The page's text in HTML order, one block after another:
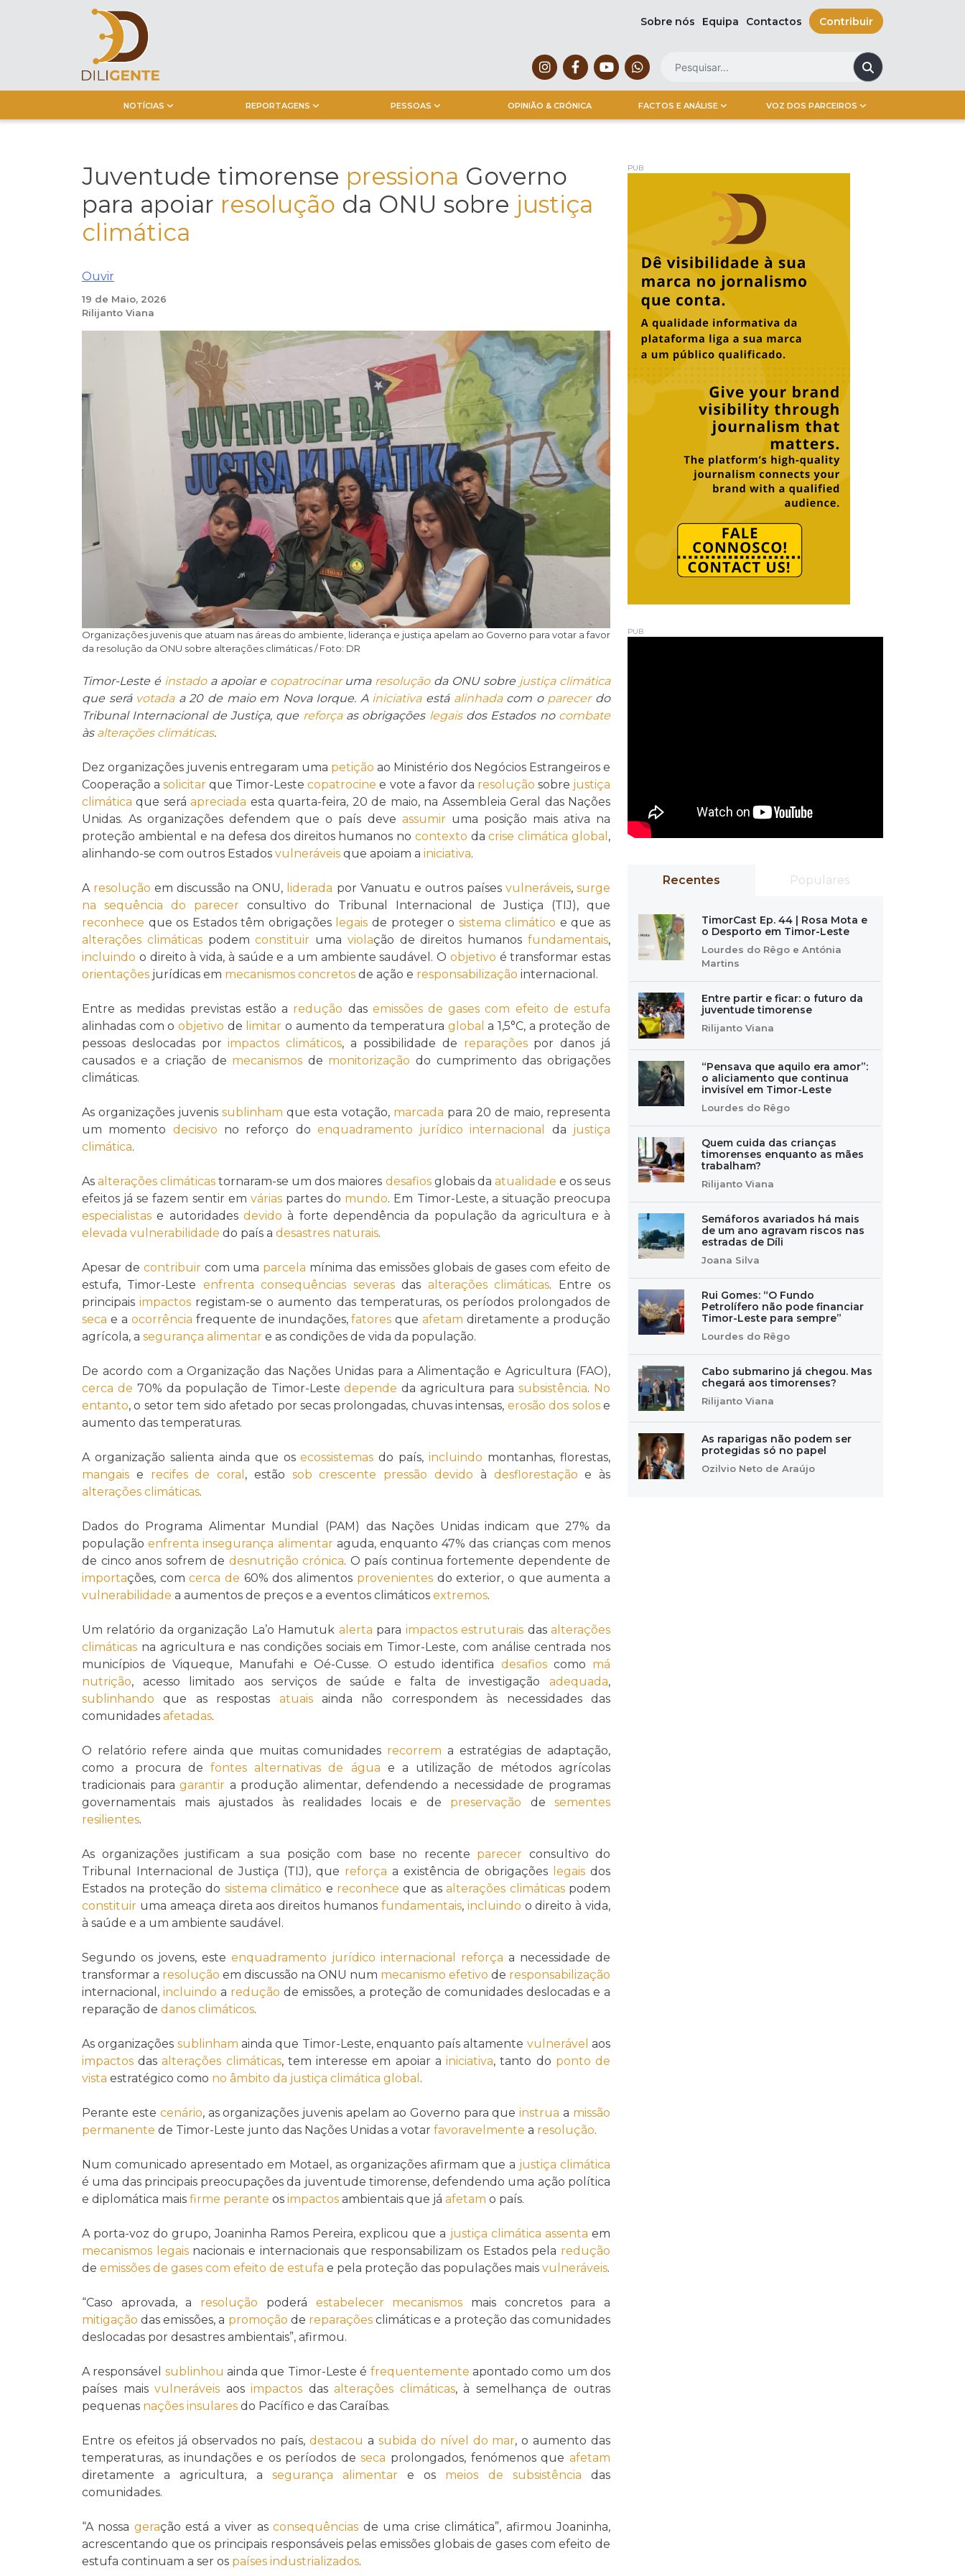
Sobre nós Equipa Contactos Contribuir
NOTÍCIAS REPORTAGENS PESSOAS OPINIÃO & CRÓNICA FACTOS E ANÁLISE VOZ DOS PARCEIROS
Juventude timorense pressiona Governo
para apoiar resolução da ONU sobre justiça
climática
Ouvir
19 de Maio, 2026
Rilijanto Viana
Organizações juvenis que atuam nas áreas do ambiente, liderança e justiça apelam ao Governo para votar a favor
da resolução da ONU sobre alterações climáticas / Foto: DR
Timor-Leste é instadoa apoiar e copatrocinaruma resoluçãoda ONU sobre justiça climática
que será votadaa 20 de maio em Nova Iorque. A iniciativaestá alinhadacom o parecerdo
Tribunal Internacional de Justiça, que reforçaas obrigações legaisdos Estados no combate
às alterações climáticas.
Dez organizações juvenis entregaram uma petição ao Ministério dos Negócios Estrangeiros e
Cooperação asolicitar que Timor-Lestecopatrocine e vote a favor da resolução sobre justiça
climática que seráapreciada esta quarta-feira, 20 de maio, na Assembleia Geral das Nações
Unidas. As organizações defendem que o país deve assumiruma posição mais ativa na
proteção ambiental e na defesa dos direitos humanos no contexto dacrise climática global ,
alinhando-se com outros Estados vulneráveis que apoiam a iniciativa.
A resolução em discussão na ONU, liderada por Vanuatu e outros países vulneráveis,surge
na sequência do
parecer consultivo do Tribunal Internacional de Justiça (TIJ), que
reconhece que os Estados têm obrigações legais de proteger o sistema climático e que as
alterações climáticaspodemconstituir uma violação de direitos humanosfundamentais,
incluindo o direito à vida, à saúde e a um ambiente saudável. O objetivo é transformar estas
orientações jurídicas em mecanismos concretos de ação e responsabilização internacional.
Entre as medidas previstas estão a redução das emissões de gases com efeito de estufa
alinhadas com o objetivo de limitar o aumento da temperatura global a 1,5°C, a proteção de
pessoas deslocadas porimpactos climáticos, a possibilidade de reparaçõespor danos já
causados e a criação de mecanismos de monitorização do cumprimento das obrigações
climáticas.
As organizações juvenissublinham que esta votação, marcada para 20 de maio, representa
um momento decisivo no reforço do enquadramento jurídico internacional da justiça
climática.
Asalterações climáticas tornaram-se um dos maiores desafiosglobais da atualidade e os seus
efeitos já se fazem sentir em váriaspartes do mundo. Em Timor-Leste, a situação preocupa
especialistas e autoridades devido à forte dependência da população da agricultura e à
elevada vulnerabilidade do país a desastres naturais.
Apesar de contribuircom uma parcela mínima das emissões globais de gases com efeito de
estufa, Timor-Leste enfrenta consequências severasdas alterações climáticas. Entre os
principaisimpactos registam-se o aumento das temperaturas, os períodos prolongados de
seca e a ocorrência frequente de inundações,fatores queafetam diretamente a produção
agrícola, a segurança alimentar e as condições de vida da população.
De acordo com a Organização das Nações Unidas para a Alimentação e Agricultura (FAO),
cerca de 70% da população de Timor-Lestedepende da agricultura parasubsistência. No
entanto, o setor tem sido afetado por secas prolongadas, chuvas intensas, erosão dos solose
aumento das temperaturas.
A organização salienta ainda que osecossistemas do país,incluindo montanhas, florestas,
mangais e recifes de coral , estão sob crescente pressão devido à desflorestação e às
alterações climáticas.
Dados do Programa Alimentar Mundial (PAM) das Nações Unidas indicam que 27% da
populaçãoenfrenta insegurança alimentaraguda, enquanto 47% das crianças com menos
de cinco anos sofrem de desnutrição crónica. O país continua fortemente dependente de
importações, comcerca de 60% dos alimentos provenientesdo exterior, o que aumenta a
vulnerabilidade a aumentos de preços e a eventos climáticos extremos.
Um relatório da organização La’o Hamutuk alerta para impactos estruturais dasalterações
climáticas na agricultura e nas condições sociais em Timor-Leste, com análise centrada nos
municípios de Viqueque, Manufahi e Oé-Cusse. O estudo identifica desafioscomo má
nutrição, acesso limitado aos serviços de saúde e falta de investigação adequada,
sublinhando que as respostas atuaisainda não correspondem às necessidades das
comunidades afetadas.
O relatório refere ainda que muitas comunidades recorrem a estratégias de adaptação,
como a procura defontes alternativas de água e a utilização de métodos agrícolas
tradicionais paragarantir a produção alimentar, defendendo a necessidade de programas
governamentais mais ajustados às realidades locais e de preservação de sementes
resilientes.
As organizações justificam a sua posição com base no recente parecer consultivo do
Tribunal Internacional de Justiça (TIJ), que reforça a existência de obrigações legais dos
Estados na proteção do sistema climático e reconhece que asalterações climáticaspodem
constituir uma ameaça direta aos direitos humanos fundamentais, incluindo o direito à vida,
à saúde e a um ambiente saudável.
Segundo os jovens, este enquadramento jurídico internacional reforça a necessidade de
transformar a resolução em discussão na ONU num mecanismo efetivo de responsabilização
internacional,incluindo a redução de emissões, a proteção de comunidades deslocadas e a
reparação de danos climáticos.
As organizações sublinham ainda que Timor-Leste, enquanto país altamente vulnerável aos
impactos dasalterações climáticas, tem interesse em apoiar ainiciativa, tanto do ponto de
vista estratégico como no âmbito da justiça climática global .
Perante este cenário, as organizações juvenis apelam ao Governo para queinstrua a missão
permanente de Timor-Leste junto das Nações Unidas a votar favoravelmente a resolução.
Num comunicado apresentado em Motael, as organizações afirmam que a justiça climática
é uma das principais preocupações da juventude timorense, defendendo uma ação política
e diplomática mais firme perante os impactos ambientais que já afetam o país.
A porta-voz do grupo, Joaninha Ramos Pereira, explicou que a justiça climática assenta em
mecanismos legaisnacionais e internacionais que responsabilizam os Estados pela redução
de emissões de gases com efeito de estufa e pela proteção das populações mais vulneráveis.
“Caso aprovada, a resolução poderá estabelecer mecanismos mais concretos para a
mitigação das emissões, a promoção de reparações climáticas e a proteção das comunidades
deslocadas por desastres ambientais”, afirmou.
A responsável sublinhou ainda que Timor-Leste é frequentemente apontado como um dos
países maisvulneráveis aosimpactos dasalterações climáticas, à semelhança de outras
pequenas nações insulares do Pacífico e das Caraíbas.
Entre os efeitos já observados no país,destacou a subida do nível do mar, o aumento das
temperaturas, as inundações e os períodos deseca prolongados, fenómenos queafetam
diretamente a agricultura, a segurança alimentare os meios de subsistência das
comunidades.
“A nossa geração está a viver asconsequências de uma crise climática”, afirmou Joaninha,
acrescentando que os principais responsáveis pelas emissões globais de gases com efeito de
estufa continuam a ser os países industrializados.
PUB
PUB
Recentes Populares
TimorCast Ep. 44 | Rosa Mota e
o Desporto em Timor-Leste
Lourdes do Rêgo e Antónia
Martins
Entre partir e ficar: o futuro da
juventude timorense
Rilijanto Viana
“Pensava que aquilo era amor”:
o aliciamento que continua
invisível em Timor-Leste
Lourdes do Rêgo
Quem cuida das crianças
timorenses enquanto as mães
trabalham?
Rilijanto Viana
Semáforos avariados há mais
de um ano agravam riscos nas
estradas de Díli
Joana Silva
Rui Gomes: “O Fundo
Petrolífero não pode financiar
Timor-Leste para sempre”
Lourdes do Rêgo
Cabo submarino já chegou. Mas
chegará aos timorenses?
Rilijanto Viana
As raparigas não podem ser
protegidas só no papel
Ozilvio Neto de Araújo